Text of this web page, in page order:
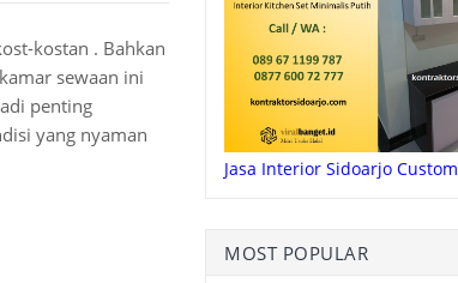
kostan . Bahkan
sewaan ini
penting
yang nyaman
Jasa Interior Sidoarjo Custom
MOST POPULAR